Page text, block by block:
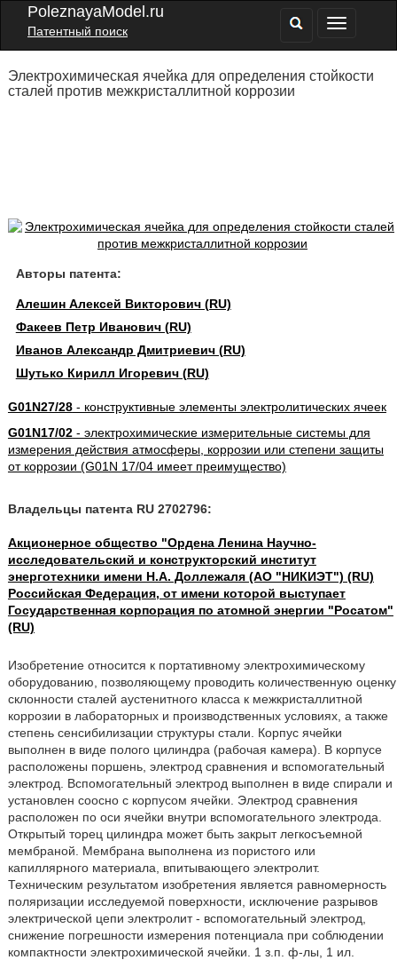
PoleznayaModel.ru
Патентный поиск
Электрохимическая ячейка для определения стойкости
сталей против межкристаллитной коррозии
Авторы патента:
Алешин Алексей Викторович (RU)
Факеев Петр Иванович (RU)
Иванов Александр Дмитриевич (RU)
Шутько Кирилл Игоревич (RU)
G01N27/28- конструктивные элементы электролитических ячеек
G01N17/02- электрохимические измерительные системы для
измерения действия атмосферы, коррозии или степени защиты
от коррозии (G01N 17/04 имеет преимущество)
Владельцы патента RU 2702796:
Акционерное общество "Ордена Ленина Научно-
исследовательский и конструкторский институт
энерготехники имени Н.А. Доллежаля (АО "НИКИЭТ") (RU)
Российская Федерация, от имени которой выступает
Государственная корпорация по атомной энергии "Росатом"
(RU)
Изобретение относится к портативному электрохимическому
оборудованию, позволяющему проводить количественную оценку
склонности сталей аустенитного класса к межкристаллитной
коррозии в лабораторных и производственных условиях, а также
степень сенсибилизации структуры стали. Корпус ячейки
выполнен в виде полого цилиндра (рабочая камера). В корпусе
расположены поршень, электрод сравнения и вспомогательный
электрод. Вспомогательный электрод выполнен в виде спирали и
установлен соосно с корпусом ячейки. Электрод сравнения
расположен по оси ячейки внутри вспомогательного электрода.
Открытый торец цилиндра может быть закрыт легкосъемной
мембраной. Мембрана выполнена из пористого или
капиллярного материала, впитывающего электролит.
Техническим результатом изобретения является равномерность
поляризации исследуемой поверхности, исключение разрывов
электрической цепи электролит - вспомогательный электрод,
снижение погрешности измерения потенциала при соблюдении
компактности электрохимической ячейки. 1 з.п. ф-лы, 1 ил.